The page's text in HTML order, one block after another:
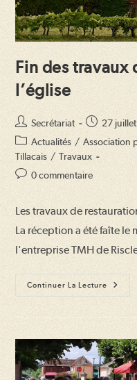
Fin des travaux
l’église
Auteur/autrice
de
la
Secrétariat
Publication
publiée :
27
Post
category:
Actualités / Association
Tillacais / Travaux
Commentaires
publication :
0 commentaire
Les travaux de
La réception a été faîte
l'entreprise TMH de
Continuer La Lecture
Fin
Des